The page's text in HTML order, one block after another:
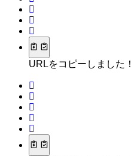
URLをコピーしました！